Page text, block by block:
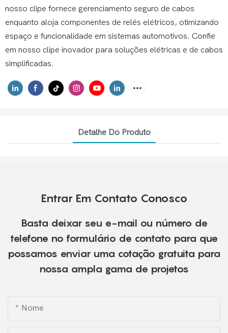
nosso clipe fornece gerenciamento seguro de cabos
enquanto aloja componentes de relés elétricos, otimizando
espaço e funcionalidade em sistemas automotivos. Confie
em nosso clipe inovador para soluções elétricas e de cabos
simplificadas.
Detalhe Do Produto
Entrar Em Contato Conosco
Basta deixar seu e-mail ou número de
telefone no formulário de contato para que
possamos enviar uma cotação gratuita para
nossa ampla gama de projetos
Nome